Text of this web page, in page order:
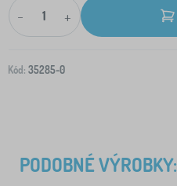
- +
Kód: 35285-0
PODOBNÉ VÝROBKY: